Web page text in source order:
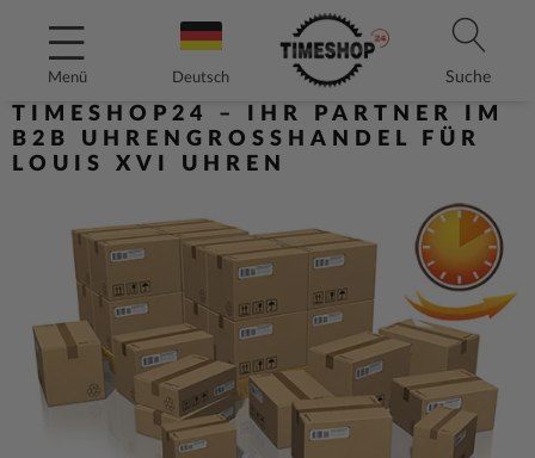
Inhalt
Menü Deutsch Suche
TIMESHOP24 – IHR PARTNER IM
B2B UHRENGROSSHANDEL FÜR L
OUIS XVI UHREN